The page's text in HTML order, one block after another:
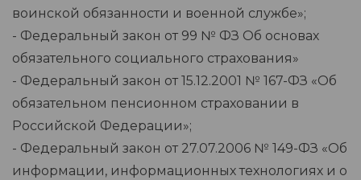
воинской обязанности и военной службе»;
- Федеральный закон от 99 № ФЗ Об основах
обязательного социального страхования»
- Федеральный закон от 15.12.2001 № 167-ФЗ «Об
обязательном пенсионном страховании в
Российской Федерации»;
- Федеральный закон от 27.07.2006 № 149-ФЗ «Об
информации, информационных технологиях и о